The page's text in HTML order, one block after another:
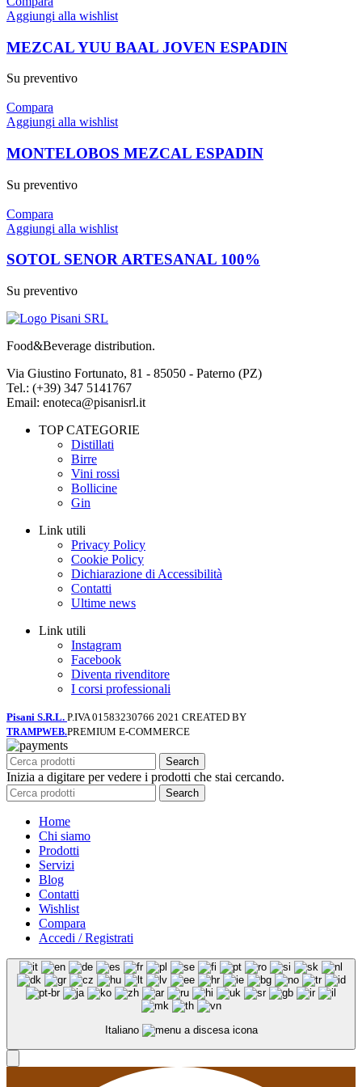
Aggiungi alla wishlist
MEZCAL YUU BAAL JOVEN ESPADIN
Su preventivo
Compara
Aggiungi alla wishlist
MONTELOBOS MEZCAL ESPADIN
Su preventivo
Compara
Aggiungi alla wishlist
SOTOL SENOR ARTESANAL 100%
Su preventivo
Food&Beverage distribution.
Via Giustino Fortunato, 81 - 85050 - Paterno (PZ)
Tel.: (+39) 347 5141767
Email: enoteca@pisanisrl.it
TOP CATEGORIE
Distillati
Birre
Vini rossi
Bollicine
Gin
Link utili
Privacy Policy
Cookie Policy
Dichiarazione di Accessibilità
Contatti
Ultime news
Link utili
Instagram
Facebook
Diventa rivenditore
I corsi professionali
Pisani S.R.L. P.IVA 01583230766 2021 CREATED BY
TRAMPWEB.PREMIUM E-COMMERCE
Search
Inizia a digitare per vedere i prodotti che stai cercando.
Search
Home
Chi siamo
Prodotti
Servizi
Blog
Contatti
Wishlist
Compara
Accedi / Registrati
Italiano